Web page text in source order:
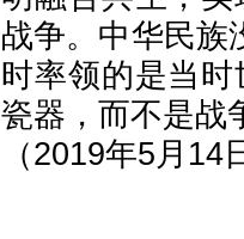
战争。中华民族
时率领的是当
瓷器，而不是战
（2019年5月